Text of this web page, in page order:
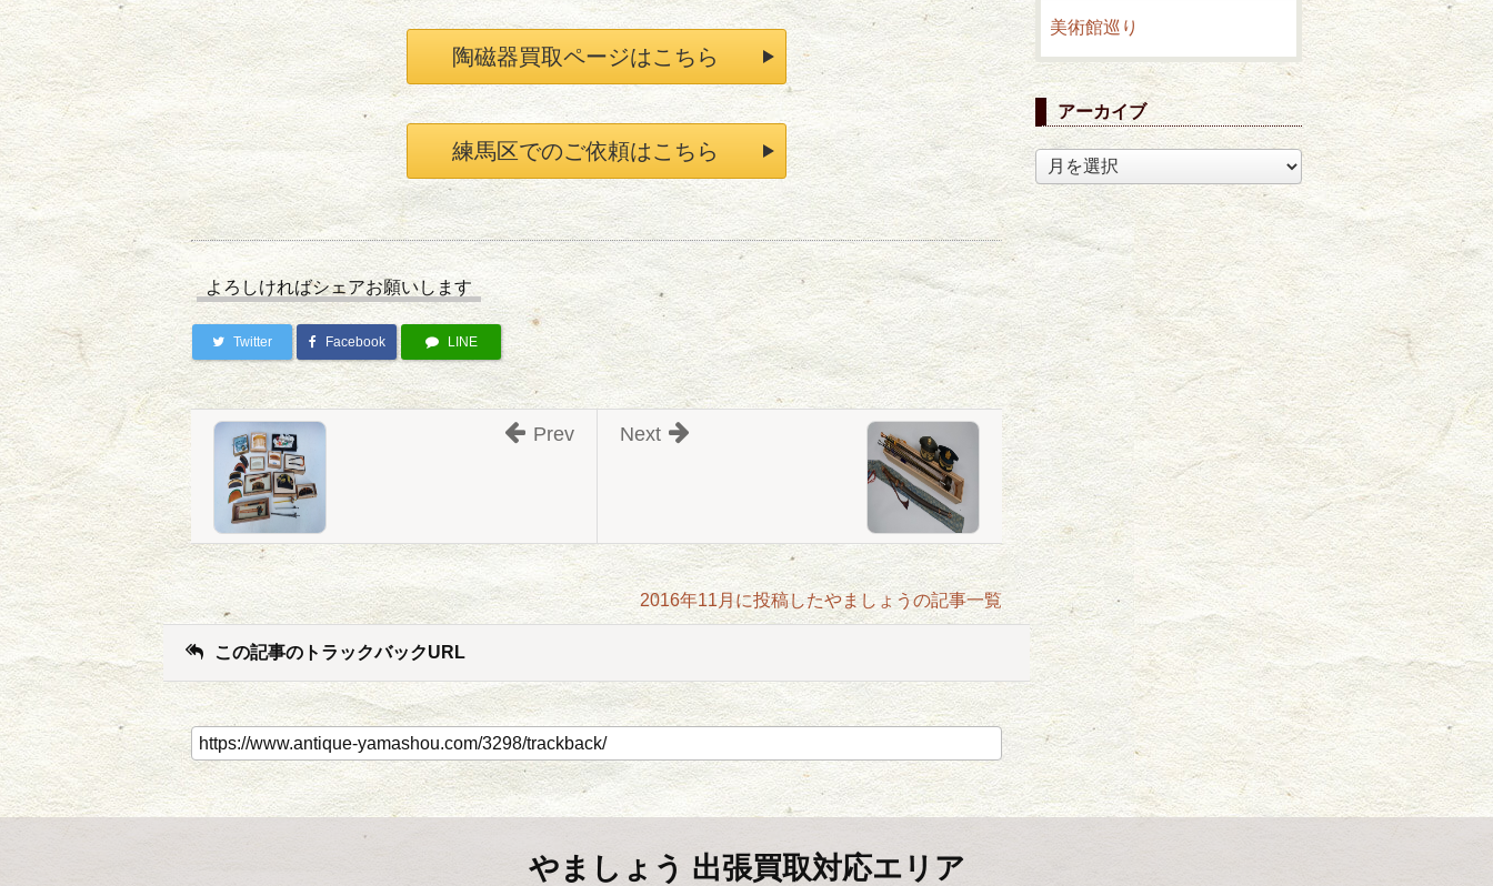
陶磁器買取ページはこちら
練馬区でのご依頼はこちら
よろしければシェアお願いします
Twitter Facebook LINE
Next
Prev
2016年11月に投稿したやましょうの記事一覧
この記事のトラックバックURL
美術館巡り
アーカイブ
ア
ー
カ
イ
ブ
やましょう 出張買取対応エリア